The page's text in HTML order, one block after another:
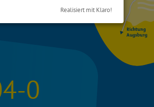
0
Realisiert mit Klaro!